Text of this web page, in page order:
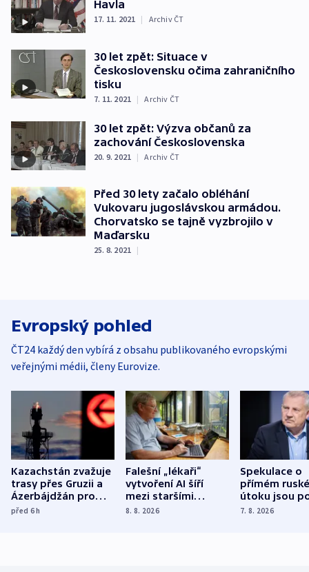
Havla
17. 11. 2021 | Archiv ČT
30 let zpět: Situace v
Československu očima zahraničního
tisku
7. 11. 2021 | Archiv ČT
30 let zpět: Výzva občanů za
zachování Československa
20. 9. 2021 | Archiv ČT
Před 30 lety začalo obléhání
Vukovaru jugoslávskou armádou.
Chorvatsko se tajně vyzbrojilo v
Maďarsku
25. 8. 2021 |
Evropský pohled
ČT24 každý den vybírá z obsahu publikovaného evropskými
veřejnými médii, členy Eurovize.
Kazachstán zvažuje
trasy přes Gruzii a
Ázerbájdžán pro
vývoz ropy do
před 6h
Falešní „lékaři“
vytvoření AI šíří
mezi staršími
Poláky nebezpečné
8. 8. 2026
Spekulace o
přímém
útoku jsou
míní
7. 8. 2026